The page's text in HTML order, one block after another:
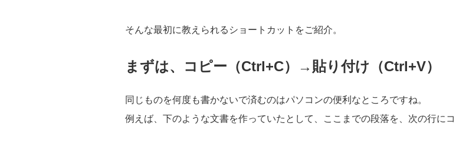
そんな最初に教えられるショートカットをご紹介。
まずは、コピー（Ctrl+C）→貼り付け（Ctrl+V）
同じものを何度も書かないで済むのはパソコンの便利なところですね。
例えば、下のような文書を作っていたとして、ここまでの段落を、次の行にコ